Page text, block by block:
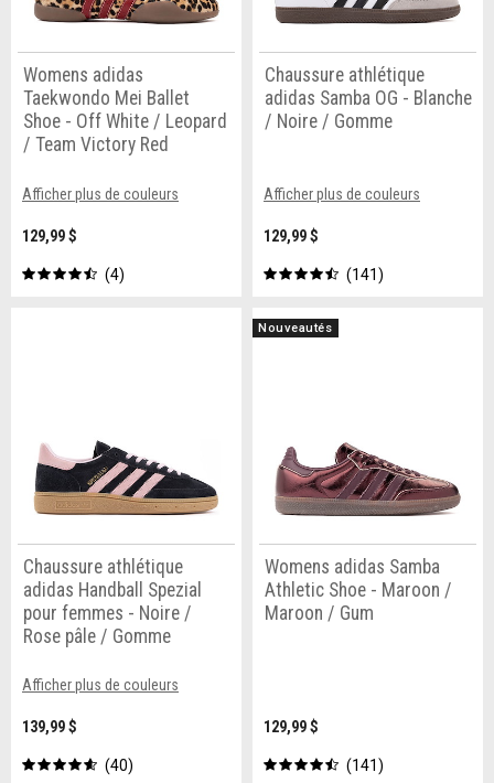
Womens adidas
Taekwondo Mei Ballet
Shoe - Off White / Leopard
/ Team Victory Red
Afficher plus de couleurs
129,99 $
4
Chaussure athlétique
adidas Samba OG - Blanche
/ Noire / Gomme
Afficher plus de couleurs
129,99 $
141
Chaussure athlétique
adidas Handball Spezial
pour femmes - Noire /
Rose pâle / Gomme
Afficher plus de couleurs
139,99 $
40
Nouveautés
Womens adidas Samba
Athletic Shoe - Maroon /
Maroon / Gum
129,99 $
141